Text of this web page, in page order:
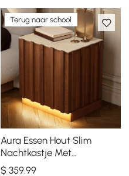
Terug naar school
Aura Essen Hout Slim
Nachtkastje Met
Oplaadstation & Licht
$ 359.99